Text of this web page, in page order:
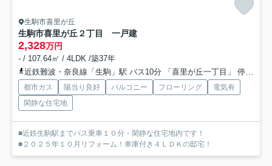
生駒市喜里が丘
生駒市喜里が丘２丁目 一戸建
2,328万円
- / 107.64㎡ / 4LDK /築37年
近鉄難波・奈良線「生駒」駅 バス10分 「喜里が丘一丁目」 停歩7分
都市ガス 陽当り良好 バルコニー フローリング
電気有
閑静な住宅地
■近鉄生駒駅までバス乗車１０分・閑静な住宅地内です！
■２０２５年１０月リフォーム！車庫付き４ＬＤＫの邸宅！